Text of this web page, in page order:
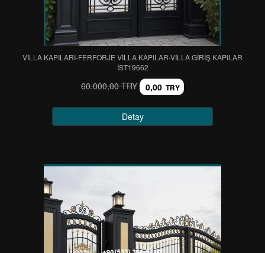
VİLLA KAPILARI-FERFORJE VİLLA KAPILAR-VİLLA GİRİŞ KAPILAR
IST19662
60.000,00 TRY 0,00 TRY
Detay